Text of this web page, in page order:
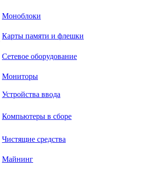
Моноблоки
Карты памяти и флешки
Сетевое оборудование
Мониторы
Устройства ввода
Компьютеры в сборе
Чистящие средства
Майнинг